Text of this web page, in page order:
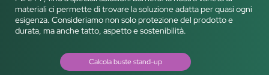
materiali ci permette di trovare la soluzione adatta per quasi ogni
esigenza. Consideriamo non solo protezione del prodotto e
durata, ma anche tatto, aspetto e sostenibilità.
Calcola buste stand-up